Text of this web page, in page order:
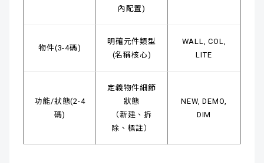
內配置)
物件(3-4碼)
明確元件類型
(名稱核心)
WALL, COL,
LITE
功能/狀態(2-4
碼)
定義物件細節
狀態
（新建、拆
除、標註）
NEW, DEMO,
DIM